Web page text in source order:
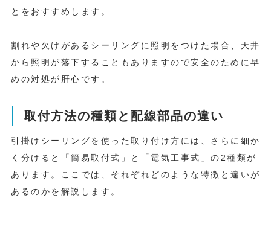
とをおすすめします。
割れや欠けがあるシーリングに照明をつけた場合、天井
から照明が落下することもありますので安全のために早
めの対処が肝心です。
取付方法の種類と配線部品の違い
引掛けシーリングを使った取り付け方には、さらに細か
く分けると「簡易取付式」と「電気工事式」の2種類が
あります。ここでは、それぞれどのような特徴と違いが
あるのかを解説します。